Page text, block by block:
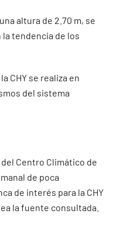
altura de 2.70 m, se
tendencia de los
CHY se realiza en
del sistema
Centro Climático de
de poca
de interés para la CHY
la fuente consultada.